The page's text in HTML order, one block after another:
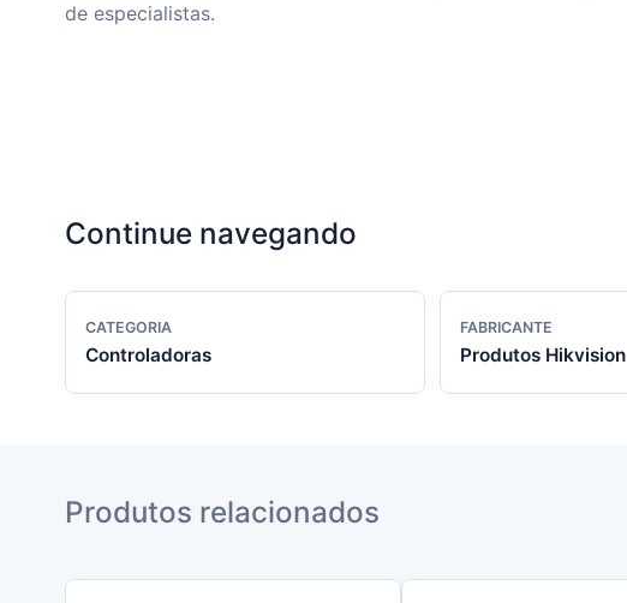
de especialistas.
Continue navegando
CATEGORIA
Controladoras
FABRICANTE
Produtos Hikvision
Produtos relacionados